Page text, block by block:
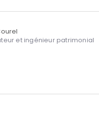
et ingénieur patrimonial